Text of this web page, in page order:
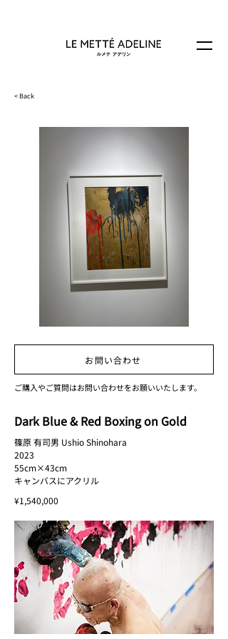
< Back
お問い合わせ
ご購入やご質問はお問い合わせをお願いいたします。
Dark Blue & Red Boxing on Gold
篠原 有司男 Ushio Shinohara
2023
55cm×43cm
キャンバスにアクリル
¥1,540,000